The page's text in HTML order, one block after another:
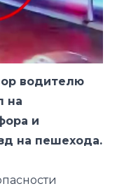
водителю
на
и
на пешехода.